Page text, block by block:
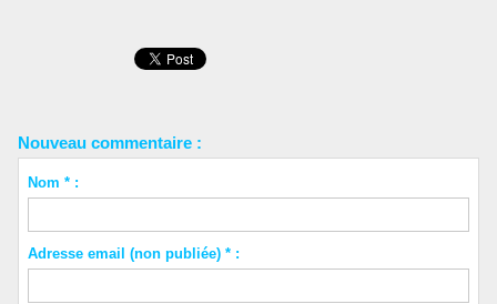
Nouveau commentaire :
Nom * :
Adresse email (non publiée) * :